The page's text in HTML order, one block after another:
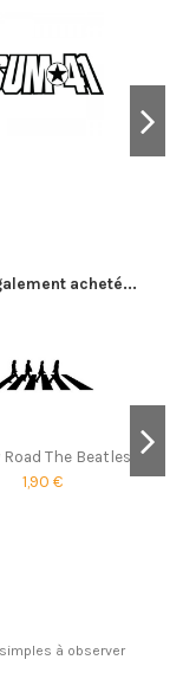
acheté...
The Beatles
1,90 €
à observer